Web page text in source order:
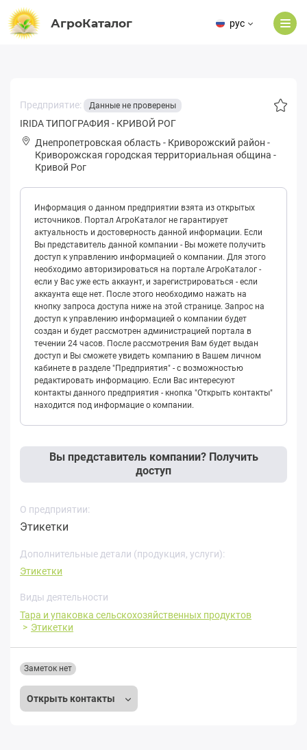
АгроКаталог рус
Предприятие: Данные не проверены
IRIDA ТИПОГРАФИЯ - КРИВОЙ РОГ
Днепропетровская область - Криворожский район -
Кpивopожская городская территориальная община -
Кривой Рог
Информация о данном предприятии взята из открытых
источников. Портал АгроКаталог не гарантирует
актуальность и достоверность данной информации. Если
Вы представитель данной компании - Вы можете получить
доступ к управлению информацией о компании. Для этого
необходимо авторизироваться на портале АгроКаталог -
если у Вас уже есть аккаунт, и зарегистрироваться - если
аккаунта еще нет. После этого необходимо нажать на
кнопку запроса доступа ниже на этой странице. Запрос на
доступ к управлению информацией о компании будет
создан и будет рассмотрен администрацией портала в
течении 24 часов. После рассмотрения Вам будет выдан
доступ и Вы сможете увидеть компанию в Вашем личном
кабинете в разделе "Предприятия" - с возможностью
редактировать информацию. Если Вас интересуют
контакты данного предприятия - кнопка "Открыть контакты"
находится под информацие о компании.
Вы представитель компании? Получить
доступ
О предприятии:
Этикетки
Дополнительные детали (продукция, услуги):
Этикетки
Виды деятельности
Тара и упаковка сельскохозяйственных продуктов
Этикетки
Открыть контакты
Заметок нет